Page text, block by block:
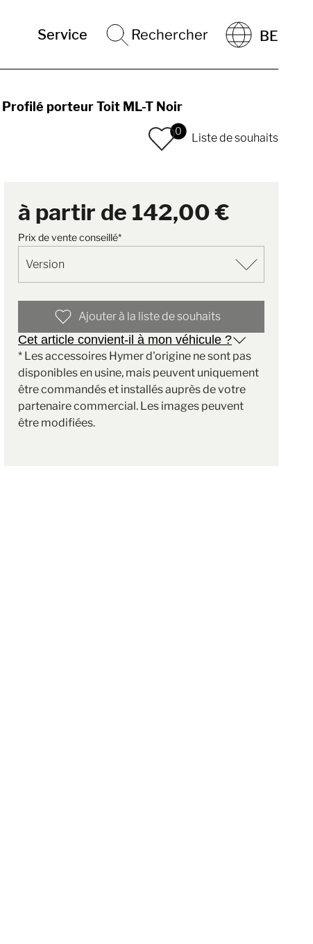
Service Rechercher BE
Profilé porteur Toit ML-T Noir
0
Liste de souhaits
à partir de 142,00 €
Prix de vente conseillé*
Ajouter à la liste de souhaits
Cet article convient-il à mon véhicule ?
* Les accessoires Hymer d'origine ne sont pas
disponibles en usine, mais peuvent uniquement
être commandés et installés auprès de votre
partenaire commercial. Les images peuvent
être modifiées.